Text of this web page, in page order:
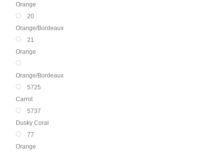
Orange
20
Orange/Bordeaux
21
Orange
Orange/Bordeaux
5725
Carrot
5737
Dusky Coral
77
Orange